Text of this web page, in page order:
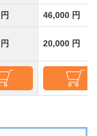
46,000 円
20,000 円